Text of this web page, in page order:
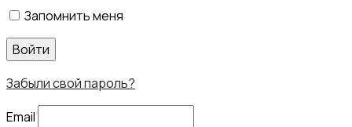
Запомнить меня
Войти
Забыли свой пароль?
Email